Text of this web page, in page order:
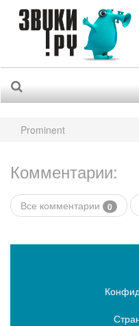
Prominent
Комментарии:
Все комментарии 0